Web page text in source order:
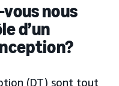
nous
d’un
(DT) sont tout